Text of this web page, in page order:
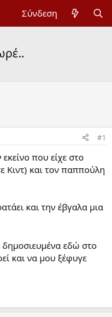
Σύνδεση
#1
που είχε στο
και τον παππούλη
και την έβγαλα μια
εδώ στο
και να μου ξέφυγε